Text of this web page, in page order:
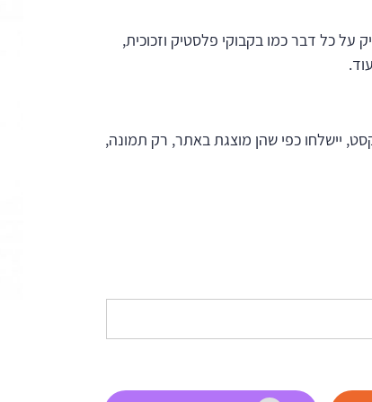
על כל דבר כמו בקבוקי פלסטיק וזכוכית,
יישלחו כפי שהן מוצגת באתר, רק תמונה,